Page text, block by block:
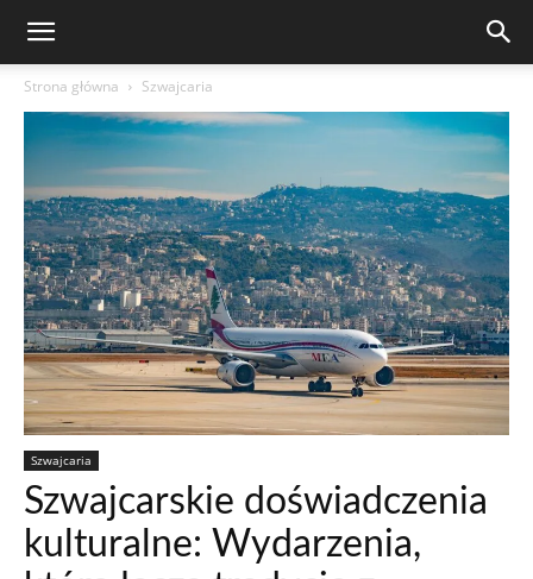
Strona główna Szwajcaria
Szwajcaria
Szwajcarskie doświadczenia
kulturalne: Wydarzenia,